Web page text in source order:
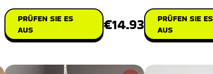
Hamburger Wah
PRÜFEN SIE ES
AUS
€14.93
PRÜFEN SIE ES
AUS